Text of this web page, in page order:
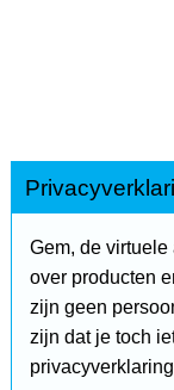
Gem, de
over producten
zijn geen
zijn dat je toch